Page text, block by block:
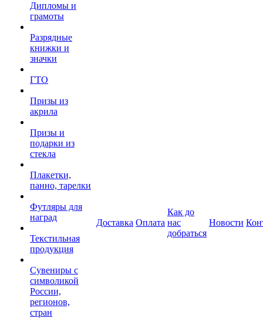
Дипломы и
грамоты
Разрядные
книжки и
значки
ГТО
Призы из
акрила
Призы и
подарки из
стекла
Плакетки,
панно, тарелки
Футляры для
наград
Текстильная
продукция
Сувениры с
символикой
России,
регионов,
стран
Доставка Оплата
Как до
нас
добраться
Новости